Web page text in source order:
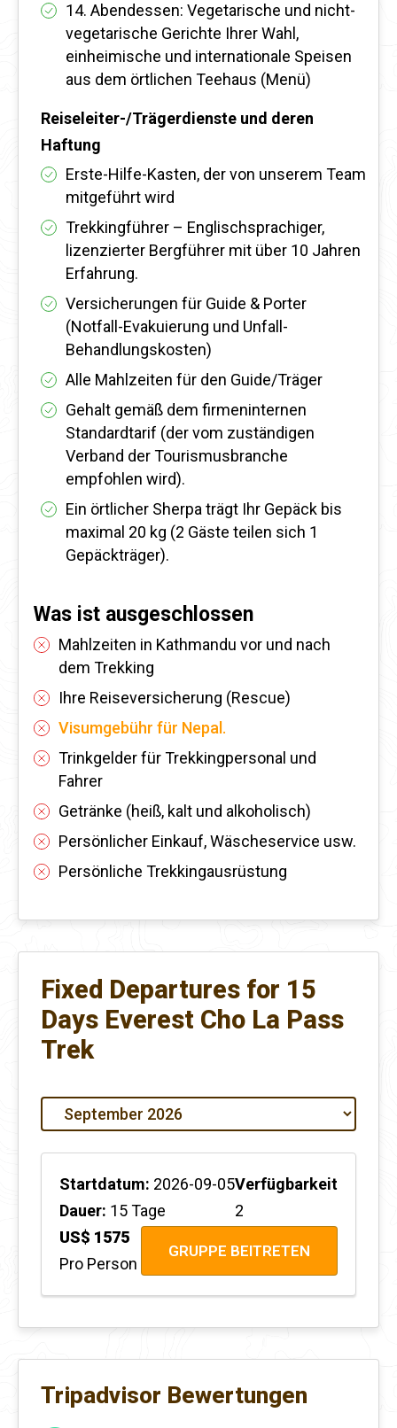
14. Abendessen: Vegetarische und nicht-
vegetarische Gerichte Ihrer Wahl,
einheimische und internationale Speisen
aus dem örtlichen Teehaus (Menü)
Reiseleiter-/Trägerdienste und deren
Haftung
Erste-Hilfe-Kasten, der von unserem Team
mitgeführt wird
Trekkingführer – Englischsprachiger,
lizenzierter Bergführer mit über 10 Jahren
Erfahrung.
Versicherungen für Guide & Porter
(Notfall-Evakuierung und Unfall-
Behandlungskosten)
Alle Mahlzeiten für den Guide/Träger
Gehalt gemäß dem firmeninternen
Standardtarif (der vom zuständigen
Verband der Tourismusbranche
empfohlen wird).
Ein örtlicher Sherpa trägt Ihr Gepäck bis
maximal 20 kg (2 Gäste teilen sich 1
Gepäckträger).
Was ist ausgeschlossen
Mahlzeiten in Kathmandu vor und nach
dem Trekking
Ihre Reiseversicherung (Rescue)
Visumgebühr für Nepal.
Trinkgelder für Trekkingpersonal und
Fahrer
Getränke (heiß, kalt und alkoholisch)
Persönlicher Einkauf, Wäscheservice usw.
Persönliche Trekkingausrüstung
Fixed Departures for 15
Days Everest Cho La Pass
Trek
Startdatum: 2026-09-05
Dauer: 15 Tage
Verfügbarkeit
2
US$ 1575
Pro Person
GRUPPE BEITRETEN
Tripadvisor Bewertungen